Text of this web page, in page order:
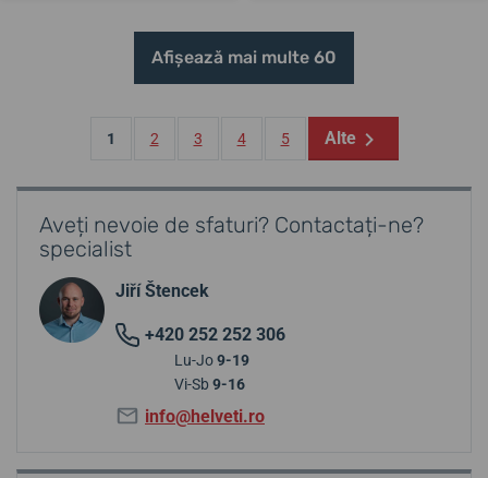
Afișează mai multe 60
1 2 3 4 5 Alte
Aveți nevoie de sfaturi? Contactați-ne?
specialist
Jiří Štencek
+420 252 252 306
Lu-Jo9-19
Vi-Sb 9-16
info@helveti.ro